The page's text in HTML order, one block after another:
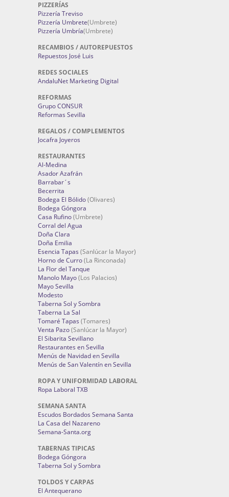
PIZZERÍAS
Pizzería Treviso
Pizzería Umbrete(Umbrete)
Pizzería Umbría(Umbrete)
RECAMBIOS / AUTOREPUESTOS
Repuestos José Luis
REDES SOCIALES
AndaluNet Marketing Digital
REFORMAS
Grupo CONSUR
Reformas Sevilla
REGALOS / COMPLEMENTOS
Jocafra Joyeros
RESTAURANTES
Al-Medina
Asador Azafrán
Barrabar´s
Becerrita
Bodega El Bólido(Olivares)
Bodega Góngora
Casa Rufino(Umbrete)
Corral del Agua
Doña Clara
Doña Emilia
Esencia Tapas (Sanlúcar la Mayor)
Horno de Curro(La Rinconada)
La Flor del Tanque
Manolo Mayo(Los Palacios)
Mayo Sevilla
Modesto
Taberna Sol y Sombra
Taberna La Sal
Tomaré Tapas (Tomares)
Venta Pazo(Sanlúcar la Mayor)
El Sibarita Sevillano
Restaurantes en Sevilla
Menús de Navidad en Sevilla
Menús de San Valentín en Sevilla
ROPA Y UNIFORMIDAD LABORAL
Ropa Laboral TXB
SEMANA SANTA
Escudos Bordados Semana Santa
La Casa del Nazareno
Semana-Santa.org
TABERNAS TIPICAS
Bodega Góngora
Taberna Sol y Sombra
TOLDOS Y CARPAS
El Antequerano